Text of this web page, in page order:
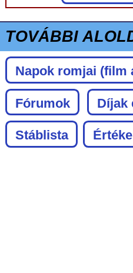
TOVÁBBI
Napok romjai (film
Fórumok Díjak
Stáblista